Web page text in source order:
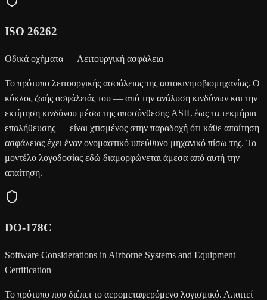
ISO 26262
Οδικά οχήματα — Λειτουργική ασφάλεια
Το πρότυπο λειτουργικής ασφάλειας της αυτοκινητοβιομηχανίας. Ο
κύκλος ζωής ασφάλειάς του — από την ανάλυση κινδύνων και την
εκτίμηση κινδύνου μέσω της αποσύνθεσης ASIL έως τα τεκμήρια
επαλήθευσης — είναι χτισμένος στην παραδοχή ότι κάθε απαίτηση
ασφάλειας έχει έναν ονομαστικό υπεύθυνο μηχανικό πίσω της. Το
μοντέλο λογοδοσίας εδώ διαμορφώνεται άμεσα από αυτή την
απαίτηση.
DO-178C
Software Considerations in Airborne Systems and Equipment
Certification
Το πρότυπο που διέπει το αερομεταφερόμενο λογισμικό. Απαιτεί